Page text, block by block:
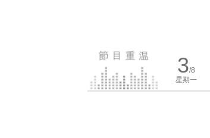
3/8
星期一